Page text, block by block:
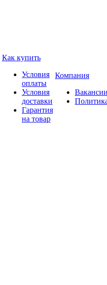
Как купить
Условия
оплаты
Условия
доставки
Гарантия
на товар
Компания